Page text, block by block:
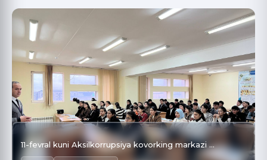
11-fevral kuni Aksilkorrupsiya kovorking markazi …